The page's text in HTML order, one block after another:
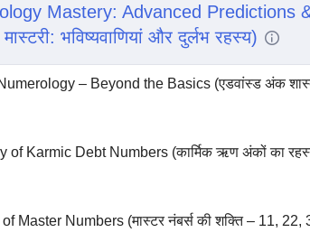
Mastery: Advanced Predictions
भविष्यवाणियां और दुर्लभ रहस्य)
– Beyond the Basics (एडवांस्ड अंक
of Karmic Debt Numbers (कार्मिक ऋण अंकों का
Master Numbers (मास्टर नंबर्स की शक्ति – 11, 22,